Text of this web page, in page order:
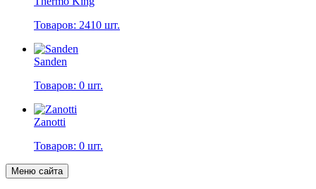
Товаров: 2410 шт.
Sanden
Товаров: 0 шт.
Zanotti
Товаров: 0 шт.
Меню сайта